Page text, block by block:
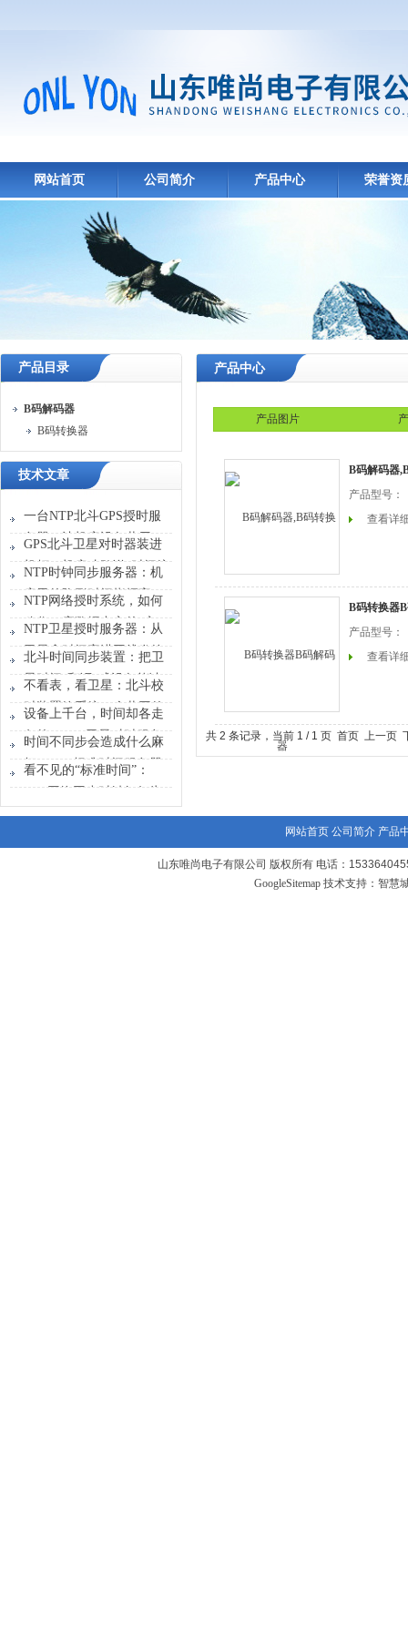
网站首页 公司简介 产品中心 荣誉资
产品目录
B码解码器
B码转换器
技术文章
一台NTP北斗GPS授时服
务器，让机房设备共用一
张“时刻表”
GPS北斗卫星对时器装进
机柜，机房才敢说“时间统
一”
NTP时钟同步服务器：机
房里的隐形时间指挥官
NTP网络授时系统，如何
稳住一座数据中心的“心
跳”？
NTP卫星授时服务器：从
卫星拿时间塞进网线发给
设备
北斗时间同步装置：把卫
星时间“翻译”成设备能读
懂的信号
不看表，看卫星：北斗校
时装置给系统一个共同的
时间原点
设备上千台，时间却各走
各的？GPS卫星对时服务
器能做什么？
时间不同步会造成什么麻
烦？GPS标准时间服务器
解决的不只是校时
看不见的“标准时间”：
GPS网络同步时钟如何为
行业运转校准节奏
产品中心
产品图片
B码解码器
产品型号：
查看详
B码转换器
产品型号：
查看详
共 2 条记录，当前 1 / 1 页 首页 上一页
网站首页 公司简介 产品
山东唯尚电子有限公司 版权所有 电话：
GoogleSitemap技术支持： 智慧